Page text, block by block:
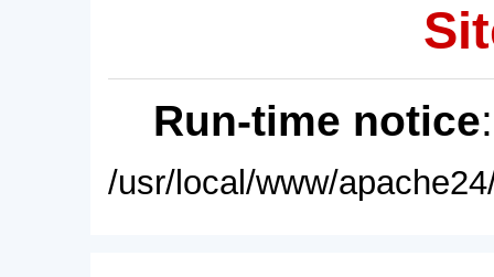
Run-time notice
/usr/local/www/